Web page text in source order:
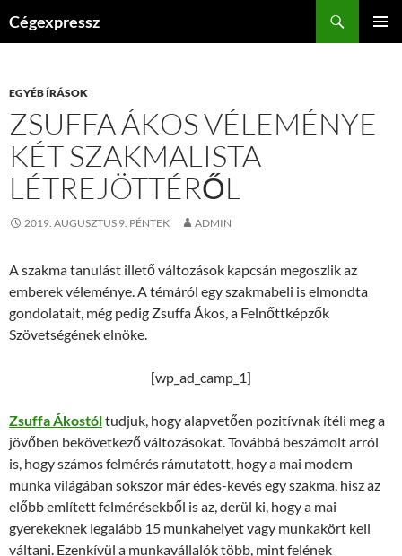
Cégexpressz
EGYÉB ÍRÁSOK
ZSUFFA ÁKOS VÉLEMÉNYE
KÉT SZAKMALISTA
LÉTREJÖTTÉRŐL
2019. AUGUSZTUS 9. PÉNTEK ADMIN
A szakma tanulást illető változások kapcsán megoszlik az
emberek véleménye. A témáról egy szakmabeli is elmondta
gondolatait, még pedig Zsuffa Ákos, a Felnőttképzők
Szövetségének elnöke.
[wp_ad_camp_1]
Zsuffa Ákostóltudjuk, hogy alapvetően pozitívnak ítéli meg a
jövőben bekövetkező változásokat. Továbbá beszámolt arról
is, hogy számos felmérés rámutatott, hogy a mai modern
munka világában sokszor már édes-kevés egy szakma, hisz az
előbb említett felmérésekből is az, derül ki, hogy a mai
gyerekeknek legalább 15 munkahelyet vagy munkakört kell
váltani. Ezenkívül a munkavállalók több, mint felének